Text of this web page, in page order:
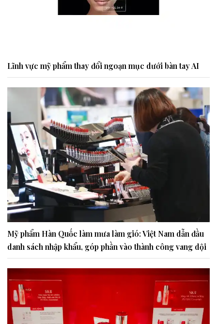
Lĩnh vực mỹ phẩm thay đổi ngoạn mục dưới bàn tay AI
Mỹ phẩm Hàn Quốc làm mưa làm gió: Việt Nam dẫn đầu
danh sách nhập khẩu, góp phần vào thành công vang dội